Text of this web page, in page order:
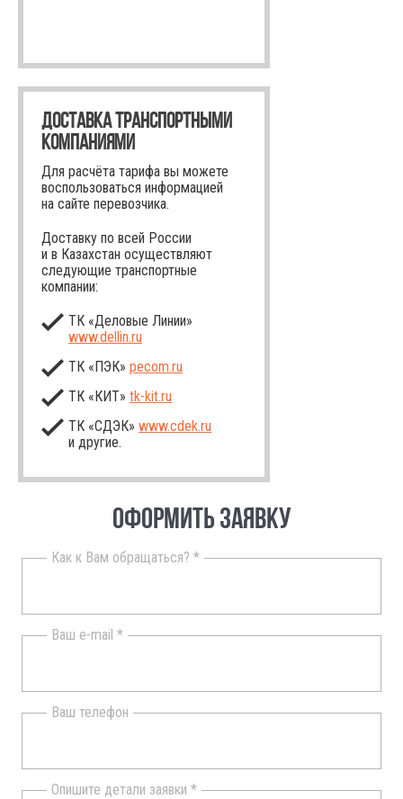
ДОСТАВКА ТРАНСПОРТНЫМИ
КОМПАНИЯМИ
Для расчёта тарифа вы можете
воспользоваться информацией
на сайте перевозчика.
Доставку по всей России
и в Казахстан осуществляют
следующие транспортные
компании:
ТК «Деловые Линии»
www.dellin.ru
ТК «ПЭК» pecom.ru
ТК «КИТ» tk-kit.ru
ТК «СДЭК» www.cdek.ru
и другие.
ОФОРМИТЬ ЗАЯВКУ
Как к Вам обращаться? *
Ваш e-mail *
Ваш телефон
Опишите детали заявки *